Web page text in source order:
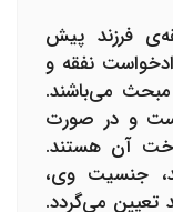
فرزند پیش
نفقه و
مبحث می‌باشند.
و در صورت
آن هستند.
جنسیت وی،
تعیین می‌گردد.